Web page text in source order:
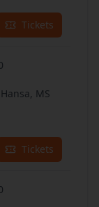
Tickets
MS
Tickets